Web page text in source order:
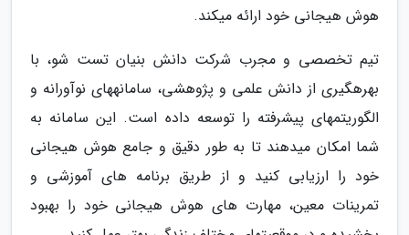
هوش هیجانی خود ارائه میکند.
تیم تخصصی و مجرب شرکت دانش بنیان تست شو، با
بهرهگیری از دانش علمی و پژوهشی، سامانههای نوآورانه و
الگوریتمهای پیشرفته را توسعه داده است. این سامانه به
شما امکان میدهند تا به طور دقیق و جامع هوش هیجانی
خود را ارزیابی کنید و از طریق برنامه های آموزشی و
تمرینات معین، مهارت های هوش هیجانی خود را بهبود